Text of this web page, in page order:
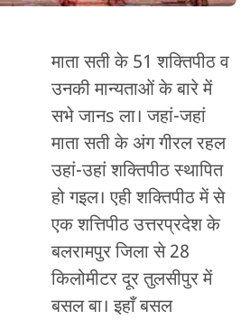
माता सती के 51 शक्तिपीठ व
उनकी मान्यताओं के बारे में
सभे जानs ला। जहां-जहां
माता सती के अंग गीरल रहल
उहां-उहां शक्तिपीठ स्थापित
हो गइल। एही शक्तिपीठ में से
एक शत्तिपीठ उत्तरप्रदेश के
बलरामपुर जिला से 28
किलोमीटर दूर तुलसीपुर में
बसल बा। इहाँ बसल